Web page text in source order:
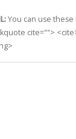
You can use
cite="">